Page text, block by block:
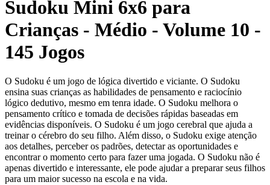
Sudoku Mini 6x6 para
Crianças - Médio - Volume 10 -
145 Jogos
O Sudoku é um jogo de lógica divertido e viciante. O Sudoku
ensina suas crianças as habilidades de pensamento e raciocínio
lógico dedutivo, mesmo em tenra idade. O Sudoku melhora o
pensamento crítico e tomada de decisões rápidas baseadas em
evidências disponíveis. O Sudoku é um jogo cerebral que ajuda a
treinar o cérebro do seu filho. Além disso, o Sudoku exige atenção
aos detalhes, perceber os padrões, detectar as oportunidades e
encontrar o momento certo para fazer uma jogada. O Sudoku não é
apenas divertido e interessante, ele pode ajudar a preparar seus filhos
para um maior sucesso na escola e na vida.